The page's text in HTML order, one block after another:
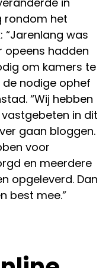
rondom het
“Jarenlang was
opeens hadden
om kamers te
de nodige ophef
“Wij hebben
in dit
gaan bloggen.
voor
en meerdere
opgeleverd. Dan
best mee.”